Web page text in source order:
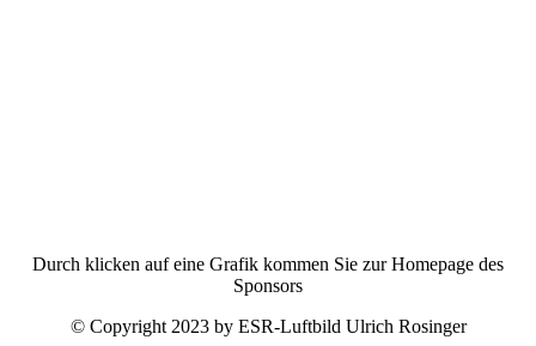
Durch klicken auf eine Grafik kommen Sie zur Homepage des
Sponsors
© Copyright 2023 by ESR-Luftbild Ulrich Rosinger